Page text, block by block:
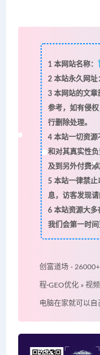
1 本网站名称：
2本站永久网址
3本网站的文章
参考，如有侵
行删除处理。
4本站一切资源
和对其真实性
及到另外付费
5本站一律禁止
息，访客发现
6本站资源大多
我们会第一时间
创富道场 -
程·GEO优化 » 视
电脑在家就可以自